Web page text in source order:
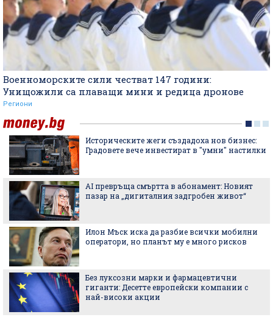
Военноморските сили честват 147 години:
Унищожили са плаващи мини и редица дронове
Региони
Историческите жеги създадоха нов бизнес:
Градовете вече инвестират в "умни" настилки
AI превръща смъртта в абонамент: Новият
пазар на „дигиталния задгробен живот“
Илон Мъск иска да разбие всички мобилни
оператори, но планът му е много рисков
Без луксозни марки и фармацевтични
гиганти: Десетте европейски компании с
най-високи акции